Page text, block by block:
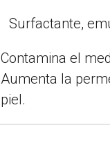
Surfactante,
Contamina el
Aumenta la
piel.